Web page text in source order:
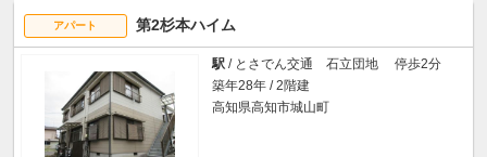
アパート 第2杉本ハイム
駅 / とさでん交通 石立団地 停歩2分
築年28年 / 2階建
高知県高知市城山町